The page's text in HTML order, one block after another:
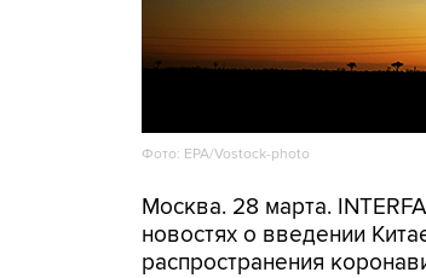
Фото: EPA/Vostock-photo
Москва. 28 марта.
новостях о введении
распространения